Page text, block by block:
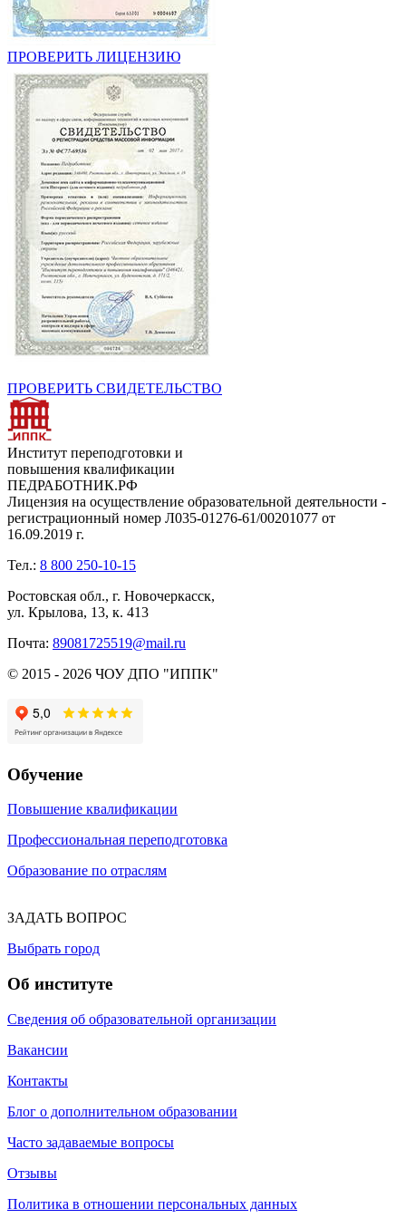
ПРОВЕРИТЬ ЛИЦЕНЗИЮ
ПРОВЕРИТЬ СВИДЕТЕЛЬСТВО
Институт переподготовки и
повышения квалификации
ПЕДРАБОТНИК.РФ
Лицензия на осуществление образовательной деятельности -
регистрационный номер Л035-01276-61/00201077 от
16.09.2019 г.
Тел.: 8 800 250-10-15
Ростовская обл., г. Новочеркасск,
ул. Крылова, 13, к. 413
Почта: 89081725519@mail.ru
© 2015 - 2026 ЧОУ ДПО "ИППК"
Обучение
Повышение квалификации
Профессиональная переподготовка
Образование по отраслям
ЗАДАТЬ ВОПРОС
Выбрать город
Об институте
Сведения об образовательной организации
Вакансии
Контакты
Блог о дополнительном образовании
Часто задаваемые вопросы
Отзывы
Политика в отношении персональных данных